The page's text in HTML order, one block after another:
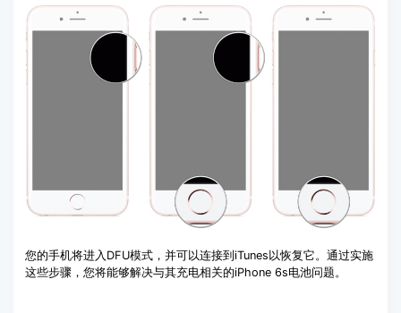
您的手机将进入DFU模式，并可以连接到iTunes以恢复它。通过实施
这些步骤，您将能够解决与其充电相关的iPhone 6s电池问题。